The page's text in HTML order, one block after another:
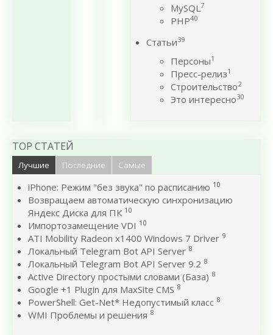
MySQL7
PHP40
Статьи39
Персоны1
Пресс-релиз1
Строительство2
Это интересно30
TOP СТАТЕЙ
Лучшие Последние Самые
iPhone: Режим "без звука" по расписанию 10
Возвращаем автоматическую синхронизацию
Яндекс Диска для ПК 10
Импортозамещение VDI 10
ATI Mobility Radeon x1400 Windows 7 Driver 9
Локальный Telegram Bot API Server 8
Локальный Telegram Bot API Server 9.2 8
Active Directory простыми словами (База) 8
Google +1 Plugin для MaxSite CMS 8
PowerShell: Get-Net* Недопустимый класс 8
WMI Проблемы и решения 8